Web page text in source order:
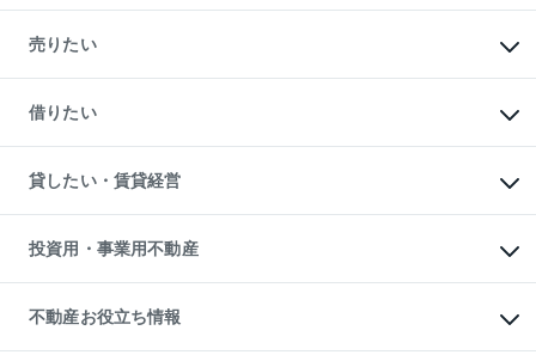
新築・分譲マンションの購入
中古マンションの購入
一戸建ての購入
中古一戸建ての購入
不動産購入の流れ
注目キーワード物件特集
購入ガイド
English 繁体中文簡体中文
売りたい
一戸建ての売却・査定
土地の売却・査定
スピードAI査定
不動産査定について
不動産売却の流れ
不動産買換えの流れ
売却ガイド
借りたい
オフィス・店舗の賃貸
借りるときの流れ
借りるガイド
貸したい・賃貸経営
マンション賃料データ
賃貸管理プラン
リロケーションについて
貸すガイド
投資用・事業用不動産
事業用不動産
マンション投資
投資用マンション
不動産お役立ち情報